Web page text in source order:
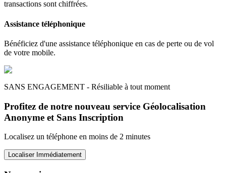
transactions sont chiffrées.
Assistance téléphonique
Bénéficiez d'une assistance téléphonique en cas de perte ou de vol
de votre mobile.
SANS ENGAGEMENT - Résiliable à tout moment
Profitez de notre nouveau service Géolocalisation
Anonyme et Sans Inscription
Localisez un téléphone en moins de 2 minutes
Localiser Immédiatement